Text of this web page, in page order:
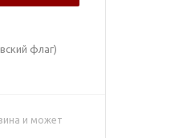
флаг)
и может